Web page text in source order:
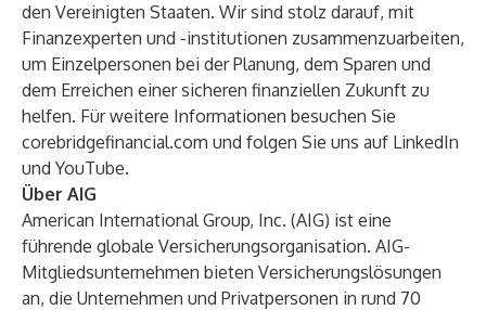
den Vereinigten Staaten. Wir sind stolz darauf, mit
Finanzexperten und -institutionen zusammenzuarbeiten,
um Einzelpersonen bei der Planung, dem Sparen und
dem Erreichen einer sicheren finanziellen Zukunft zu
helfen. Für weitere Informationen besuchen Sie
corebridgefinancial.com und folgen Sie uns auf LinkedIn
und YouTube.
Über AIG
American International Group, Inc. (AIG) ist eine
führende globale Versicherungsorganisation. AIG-
Mitgliedsunternehmen bieten Versicherungslösungen
an, die Unternehmen und Privatpersonen in rund 70